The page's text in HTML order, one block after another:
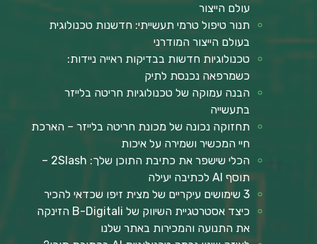
עולם הייצור
תנור טיפול טרמי תעשייתי: חדשנות טכנולוגית
בעולם הייצור המודרני
טכנולוגיות חדשות בבדיקות ראייה ניידות:
כשמרפאה נכנסת לתיק
הבנה עמוקה של טכנולוגיות חריטה בלייזר
בתעשייה
תחזוקה נכונה של מכונת חריטה בלייזר – הארכת
חיי המכשיר ושמירה על איכות
הכלי שישפר את כתיבת התוכן שלך: 2Slash –
תוסף AI לכתיבה יעילה
3 שימושים עיקריים של מצית זיפו שכדאי להכיר
כיצד אסטרטגיית השיווק של B-Digitali הזינקה
את התנועה והמכירות באתר שלנו